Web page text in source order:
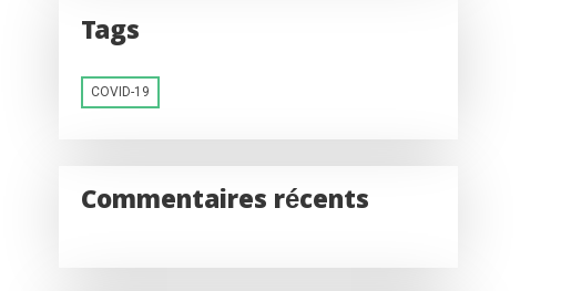
Tags
COVID-19
Commentaires récents